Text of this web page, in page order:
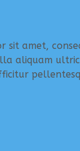
sit amet,
aliquam